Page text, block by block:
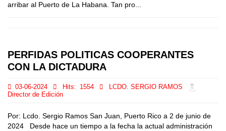
arribar al Puerto de La Habana. Tan pro...
PERFIDAS POLITICAS COOPERANTES
CON LA DICTADURA
03-06-2024 Hits: 1554
LCDO. SERGIO RAMOS
Director de Edición
Por: Lcdo. Sergio Ramos San Juan, Puerto Rico a 2 de junio de
2024 Desde hace un tiempo a la fecha la actual administración